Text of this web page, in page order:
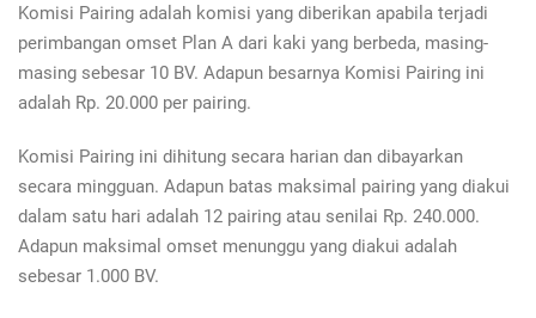
Komisi Pairing adalah komisi yang diberikan apabila terjadi
perimbangan omset Plan A dari kaki yang berbeda, masing-
masing sebesar 10 BV. Adapun besarnya Komisi Pairing ini
adalah Rp. 20.000 per pairing.
Komisi Pairing ini dihitung secara harian dan dibayarkan
secara mingguan. Adapun batas maksimal pairing yang diakui
dalam satu hari adalah 12 pairing atau senilai Rp. 240.000.
Adapun maksimal omset menunggu yang diakui adalah
sebesar 1.000 BV.